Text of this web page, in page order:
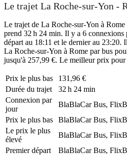
Le trajet La Roche-sur-Yon -
Le trajet de La Roche-sur-Yon à Rome
prend 32 h 24 min. Il y a 6 connexions
départ au 18:11 et le dernier au 23:20.
La Roche-sur-Yon à Rome par bus
jusqu'à 257,99 €. Le meilleur prix pour
Prix ​​le plus bas
131,96 €
Durée du trajet
32 h 24 min
Connexion par
jour
BlaBlaCar Bus,
Prix ​​le plus bas
BlaBlaCar Bus,
Le prix le plus
élevé
BlaBlaCar Bus,
Premier départ
BlaBlaCar Bus,